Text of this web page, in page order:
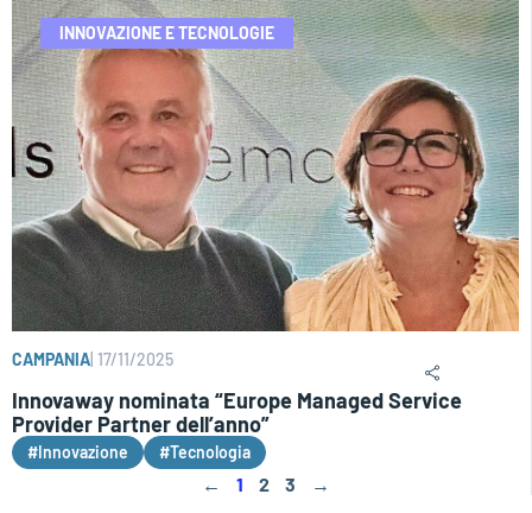
INNOVAZIONE E TECNOLOGIE
CAMPANIA 17/11/2025
Innovaway nominata “Europe Managed Service
Provider Partner dell’anno”
#Innovazione #Tecnologia
← 1 2 3 →